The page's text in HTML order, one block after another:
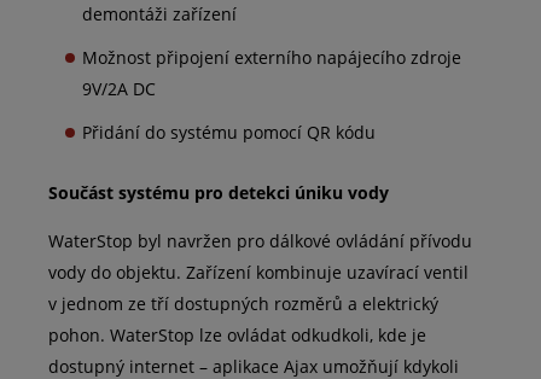
demontáži zařízení
Možnost připojení externího napájecího zdroje
9V/2A DC
Přidání do systému pomocí QR kódu
Součást systému pro detekci úniku vody
WaterStop byl navržen pro dálkové ovládání přívodu
vody do objektu. Zařízení kombinuje uzavírací ventil
v jednom ze tří dostupných rozměrů a elektrický
pohon. WaterStop lze ovládat odkudkoli, kde je
dostupný internet – aplikace Ajax umožňují kdykoli